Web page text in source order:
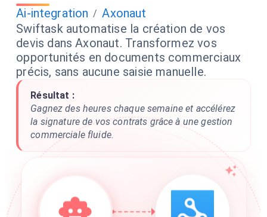
Ai-integration / Axonaut
Swiftask automatise la création de vos
devis dans Axonaut. Transformez vos
opportunités en documents commerciaux
précis, sans aucune saisie manuelle.
Résultat :
Gagnez des heures chaque semaine et accélérez
la signature de vos contrats grâce à une gestion
commerciale fluide.